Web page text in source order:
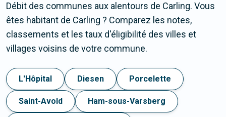
Débit des communes aux alentours de Carling. Vous
êtes habitant de Carling ? Comparez les notes,
classements et les taux d'éligibilité des villes et
villages voisins de votre commune.
L'Hôpital Diesen Porcelette
Saint-Avold Ham-sous-Varsberg